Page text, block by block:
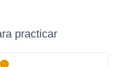
practicar